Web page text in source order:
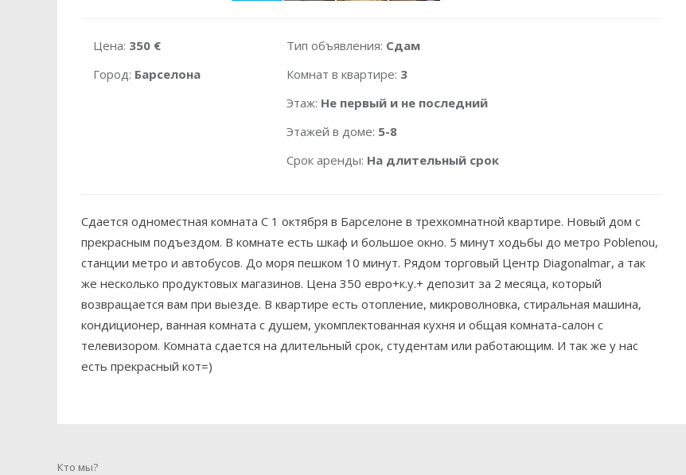
Цена: 350 €
Город: Барселона
Тип объявления: Сдам
Комнат в квартире: 3
Этаж: Не первый и не последний
Этажей в доме: 5-8
Срок аренды: На длительный срок
Сдается одноместная комната С 1 октября в Барселоне в трехкомнатной квартире. Новый дом с
прекрасным подъездом. В комнате есть шкаф и большое окно. 5 минут ходьбы до метро Poblenou,
станции метро и автобусов. До моря пешком 10 минут. Рядом торговый Центр Diagonalmar, а так
же несколько продуктовых магазинов. Цена 350 евро+к.у.+ депозит за 2 месяца, который
возвращается вам при выезде. В квартире есть отопление, микроволновка, стиральная машина,
кондиционер, ванная комната с душем, укомплектованная кухня и общая комната-салон с
телевизором. Комната сдается на длительный срок, студентам или работающим. И так же у нас
есть прекрасный кот=)
Кто мы?